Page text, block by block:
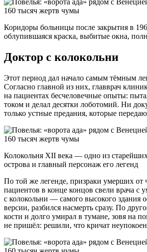
Коридоры больницы после закрытия в
облупившаяся краска, выбитые окна,
Доктор с колокольни
Этот период дал начало самым тёмным
Согласно главной из них, главврач
на пациентах бесчеловечные опыты:
током и делал десятки лоботомий. Ни
только устные предания, которые
Колокольня XII века — одно из
острова и главный персонаж его легенд
По той же легенде, призраки умерших
пациентов в конце концов свели врача с
с колокольни — самого высокого здания
версии, разбился насмерть сразу. По
кости и долго умирал в тумане, зовя на
не пришёл: решили, что кричат